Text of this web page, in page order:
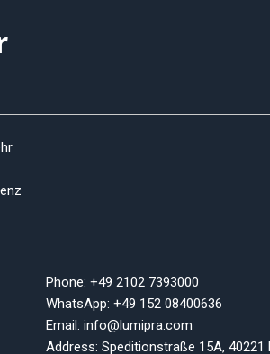
Phone: +49 2102 7393000
WhatsApp: +49 152 08400636
Email: info@lumipra.com
Address: Speditionstraße 15A, 40221